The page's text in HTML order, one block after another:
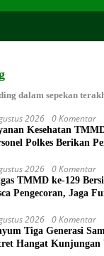
dalam sepekan
2026 0 Komentar
Kesehatan
Polkes Berikan
2026 0 Komentar
TMMD ke-129
Pengecoran, Jaga
2026 0 Komentar
Tiga Generasi
Hangat Kunjungan